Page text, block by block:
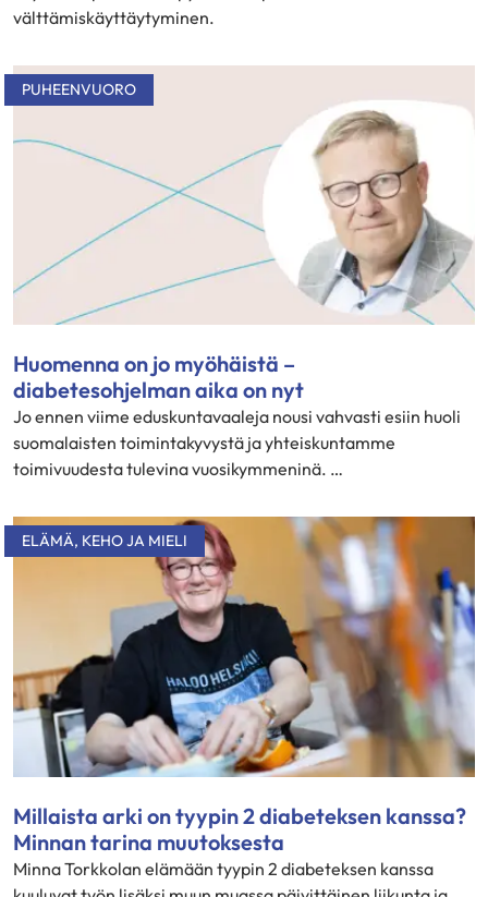
välttämiskäyttäytyminen.
PUHEENVUORO
Huomenna on jo myöhäistä –
diabetesohjelman aika on nyt
Jo ennen viime eduskuntavaaleja nousi vahvasti esiin huoli
suomalaisten toimintakyvystä ja yhteiskuntamme
toimivuudesta tulevina vuosikymmeninä. …
ELÄMÄ, KEHO JA MIELI
Millaista arki on tyypin 2 diabeteksen kanssa?
Minnan tarina muutoksesta
Minna Torkkolan elämään tyypin 2 diabeteksen kanssa